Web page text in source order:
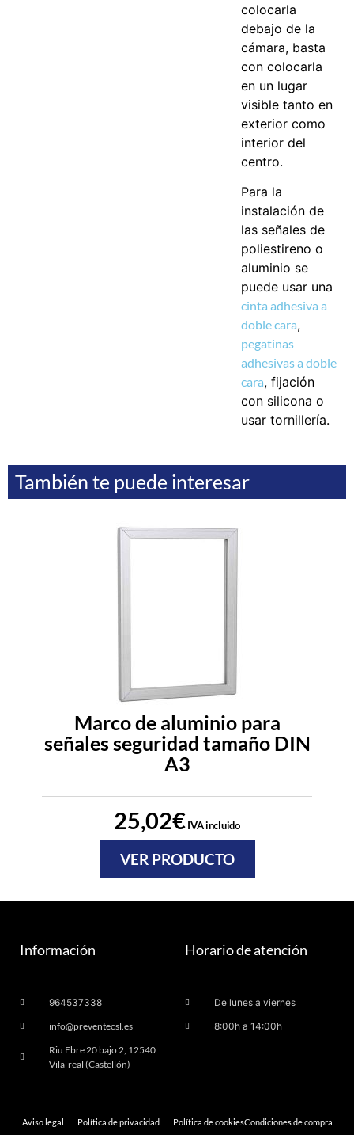
colocarla
debajo de la
cámara, basta
con colocarla
en un lugar
visible tanto en
exterior como
interior del
centro.
Para la
instalación de
las señales de
poliestireno o
aluminio se
puede usar una
cinta adhesiva a
doble cara,
pegatinas
adhesivas a doble
cara, fijación
con silicona o
usar tornillería.
También te puede interesar
Marco de aluminio para
señales seguridad tamaño DIN
A3
25,02€IVA incluido
VER PRODUCTO
Información
964537338
info@preventecsl.es
Riu Ebre 20 bajo 2, 12540
Vila-real (Castellón)
Horario de atención
De lunes a viernes
8:00h a 14:00h
Aviso legal Política de privacidad Política de cookiesCondiciones de compra